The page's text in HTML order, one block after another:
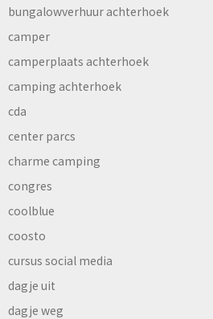
bungalowverhuur achterhoek
camper
camperplaats achterhoek
camping achterhoek
cda
center parcs
charme camping
congres
coolblue
coosto
cursus social media
dagje uit
dagje weg